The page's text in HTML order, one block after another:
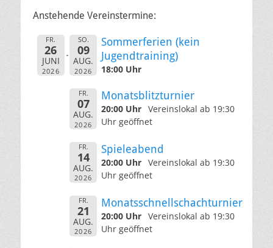
Anstehende Vereinstermine:
FR.
26
JUNI
2026
SO.
09
AUG.
2026
Sommerferien (kein
Jugendtraining)
18:00 Uhr
FR.
07
AUG.
2026
Monatsblitzturnier
20:00 Uhr Vereinslokal ab 19:30
Uhr geöffnet
FR.
14
AUG.
2026
Spieleabend
20:00 Uhr Vereinslokal ab 19:30
Uhr geöffnet
FR.
21
AUG.
2026
Monatsschnellschachturnier
20:00 Uhr Vereinslokal ab 19:30
Uhr geöffnet